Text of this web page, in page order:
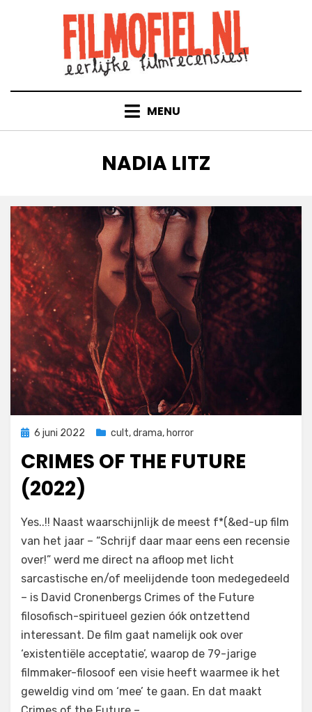
MENU
TAG
:
NADIA LITZ
Geplaatst
6 juni 2022 cult,drama, horror
CRIMES OF THE FUTURE
(2022)
door Filmofiel.nl
Yes..!! Naast waarschijnlijk de meest f*(&ed-up film
van het jaar – “Schrijf daar maar eens een recensie
over!” werd me direct na afloop met licht
sarcastische en/of meelijdende toon medegedeeld
– is David Cronenbergs Crimes of the Future
filosofisch-spiritueel gezien óók ontzettend
interessant. De film gaat namelijk ook over
‘existentiële acceptatie’, waarop de 79-jarige
filmmaker-filosoof een visie heeft waarmee ik het
geweldig vind om ‘mee’ te gaan. En dat maakt